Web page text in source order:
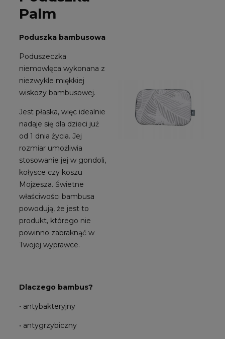
Palm
Poduszka bambusowa
Poduszeczka
niemowlęca wykonana z
niezwykle miękkiej
wiskozy bambusowej.
Jest płaska, więc idealnie
nadaje się dla dzieci już
od 1 dnia życia. Jej
rozmiar umożliwia
stosowanie jej w gondoli,
kołysce czy koszu
Mojżesza. Świetne
właściwości bambusa
powodują, że jest to
produkt, którego nie
powinno zabraknąć w
Twojej wyprawce.
Dlaczego bambus?
• antybakteryjny
• antygrzybiczny